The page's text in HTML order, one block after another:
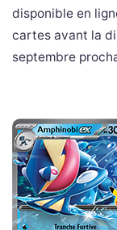
disponible en
cartes avant la
septembre